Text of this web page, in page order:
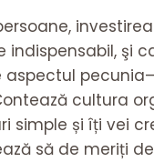
indispensabil, şi
cultura
simple și îți vei
să de meriți